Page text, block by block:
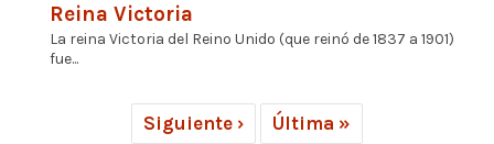
Reina Victoria
La reina Victoria del Reino Unido (que reinó de 1837 a 1901)
fue...
Siguiente › Última »